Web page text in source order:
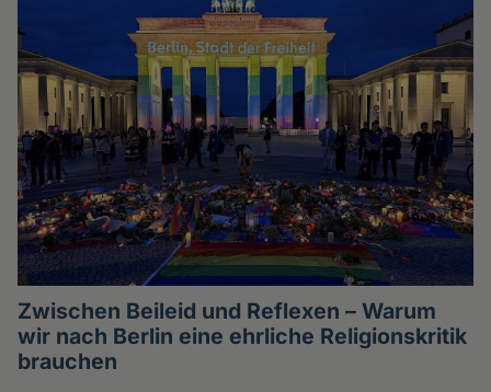
Zwischen Beileid und Reflexen – Warum
wir nach Berlin eine ehrliche Religionskritik
brauchen